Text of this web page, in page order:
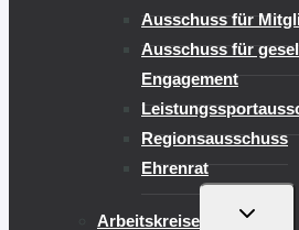
Ausschuss für
Ausschuss für
Engagement
Regionsausschuss
Ehrenrat
Arbeitskreise